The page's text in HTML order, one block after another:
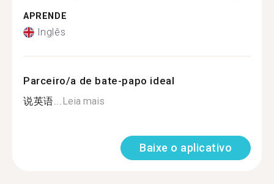
APRENDE
Inglês
Parceiro/a de bate-papo ideal
说英语...Leia mais
Baixe o aplicativo